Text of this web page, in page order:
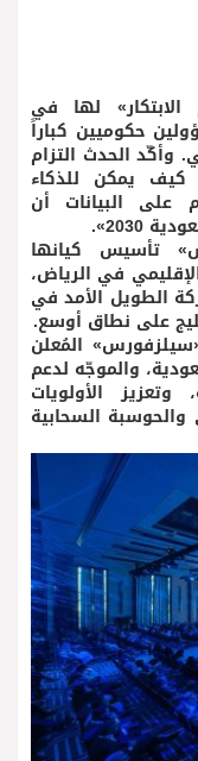
لها في
حكوميين كباراً
وأكّد الحدث التزام
يمكن للذكاء
على البيانات أن
تأسيس كيانها
في الرياض،
الطويل الأمد في
على نطاق أوسع.
المُعلن
السعودية، والموجّه لدعم
وتعزيز الأولويات
السحابية